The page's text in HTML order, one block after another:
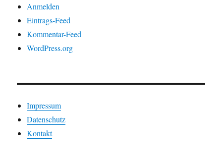
Anmelden
Eintrags-Feed
Kommentar-Feed
WordPress.org
Impressum
Datenschutz
Kontakt